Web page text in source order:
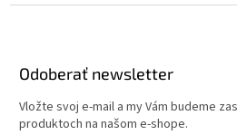
Odoberať newsletter
Vložte svoj e-mail a my Vám budeme
produktoch na našom e-shope.